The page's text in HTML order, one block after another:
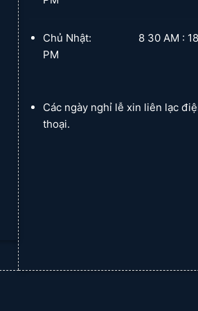
Chủ Nhật: 8 30 AM : 18
PM
Các ngày nghỉ lễ xin liên lạc
thoại.